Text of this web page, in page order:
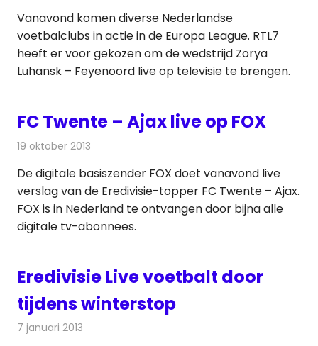
Vanavond komen diverse Nederlandse
voetbalclubs in actie in de Europa League. RTL7
heeft er voor gekozen om de wedstrijd Zorya
Luhansk – Feyenoord live op televisie te brengen.
FC Twente – Ajax live op FOX
19 oktober 2013
De digitale basiszender FOX doet vanavond live
verslag van de Eredivisie-topper FC Twente – Ajax.
FOX is in Nederland te ontvangen door bijna alle
digitale tv-abonnees.
Eredivisie Live voetbalt door
tijdens winterstop
7 januari 2013